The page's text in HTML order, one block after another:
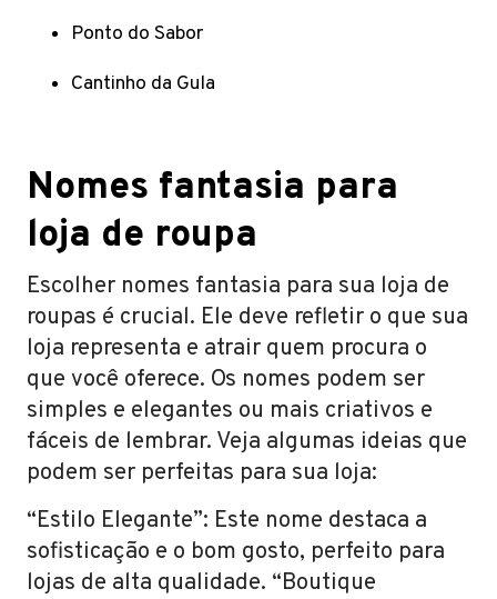
Ponto do Sabor
Cantinho da Gula
Nomes fantasia para
loja de roupa
Escolher nomes fantasia para sua loja de
roupas é crucial. Ele deve refletir o que sua
loja representa e atrair quem procura o
que você oferece. Os nomes podem ser
simples e elegantes ou mais criativos e
fáceis de lembrar. Veja algumas ideias que
podem ser perfeitas para sua loja:
“Estilo Elegante”: Este nome destaca a
sofisticação e o bom gosto, perfeito para
lojas de alta qualidade. “Boutique